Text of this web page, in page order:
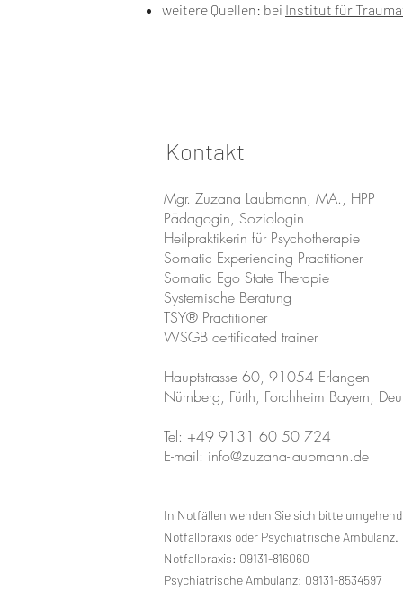
weitere Quellen: bei Institut für
Kontakt
Mgr. Zuzana Laubmann, MA., HPP
Pädagogin, Soziologin
Heilpraktikerin für Psychotherapie
Somatic Experiencing Practitioner
Somatic Ego State Therapie
Systemische Beratung
TSY® Practitioner
WSGB certificated trainer
Hauptstrasse 60, 91054 Erlangen
Nürnberg, Fürth, Forchheim Bayern,
Tel: +49 9131 60 50 724
E-mail: info@zuzana-laubmann.de
In Notfällen wenden Sie sich bitte
Notfallpraxis oder Psychiatrische Ambulanz.
Notfallpraxis: 09131-816060
Psychiatrische Ambulanz: 09131-8534597